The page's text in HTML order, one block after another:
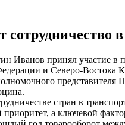
Иванов принял участие в
и Северо-Востока
представителя
стран в
а ключевой